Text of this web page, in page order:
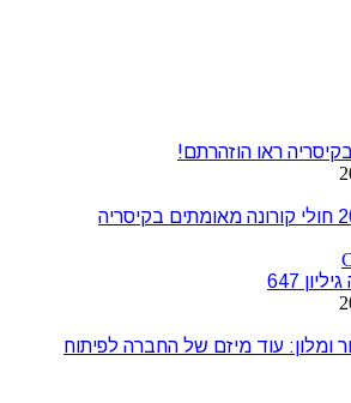
ראו הוזהרתם!
647
דיור ומלון: עוד מיזם של החברה לפיתוח